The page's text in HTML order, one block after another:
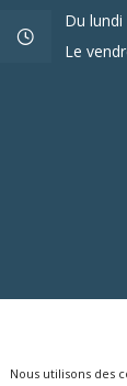
Nous utilisons des
Du
Le